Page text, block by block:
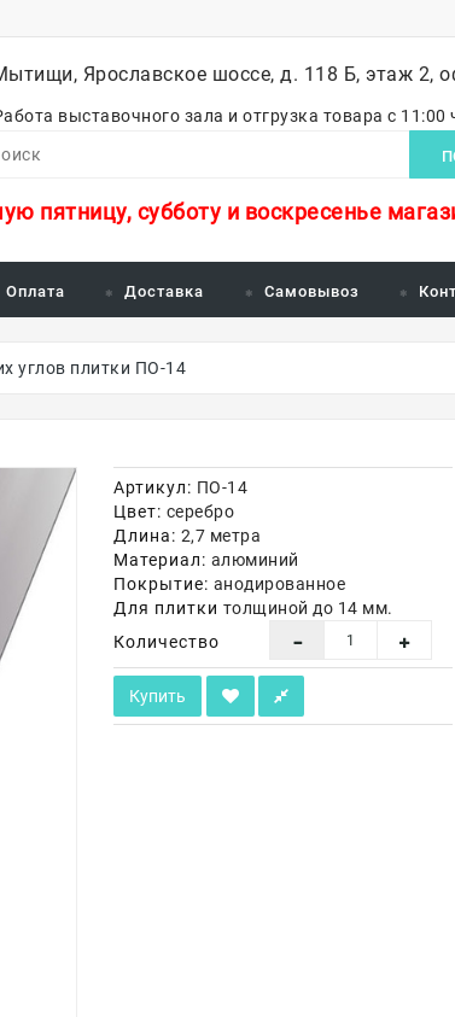
Ярославское шоссе, д. 118 Б, этаж 2,
выставочного зала и отгрузка товара с 11:00
пятницу, субботу и воскресенье
Оплата Доставка Самовывоз
углов плитки ПО-14
Артикул: ПО-14
Цвет: серебро
Длина: 2,7 метра
Материал: алюминий
Покрытие: анодированное
Для плитки толщиной до 14 мм.
Количество
Купить